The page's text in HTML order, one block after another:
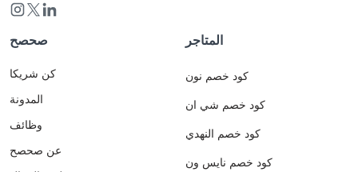
صحصح
كن شريكا
المدونة
وظائف
عن صحصح
المتاجر
كود خصم نون
كود خصم شي ان
كود خصم النهدي
كود خصم نايس ون